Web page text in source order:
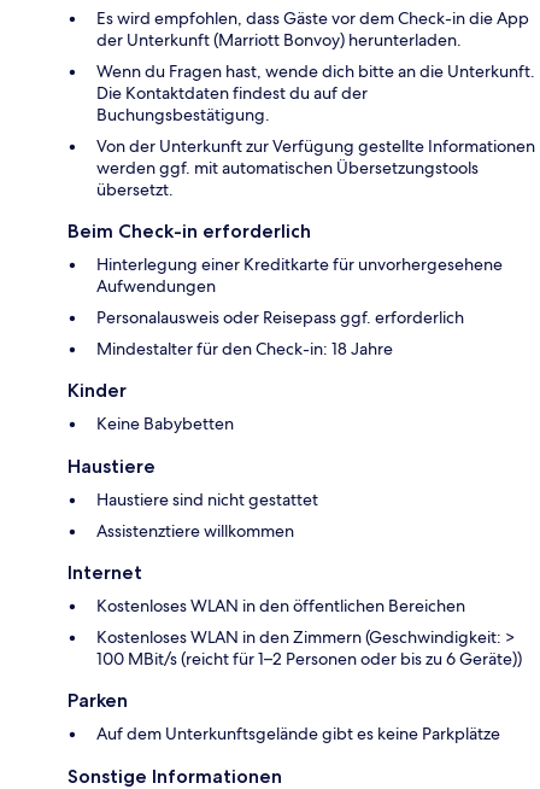
Es wird empfohlen, dass Gäste vor dem Check-in die App
der Unterkunft (Marriott Bonvoy) herunterladen.
Wenn du Fragen hast, wende dich bitte an die Unterkunft.
Die Kontaktdaten findest du auf der
Buchungsbestätigung.
Von der Unterkunft zur Verfügung gestellte Informationen
werden ggf. mit automatischen Übersetzungstools
übersetzt.
Beim Check-in erforderlich
Hinterlegung einer Kreditkarte für unvorhergesehene
Aufwendungen
Personalausweis oder Reisepass ggf. erforderlich
Mindestalter für den Check-in: 18 Jahre
Kinder
Keine Babybetten
Haustiere
Haustiere sind nicht gestattet
Assistenztiere willkommen
Internet
Kostenloses WLAN in den öffentlichen Bereichen
Kostenloses WLAN in den Zimmern (Geschwindigkeit: >
100 MBit/s (reicht für 1–2 Personen oder bis zu 6 Geräte))
Parken
Auf dem Unterkunftsgelände gibt es keine Parkplätze
Sonstige Informationen